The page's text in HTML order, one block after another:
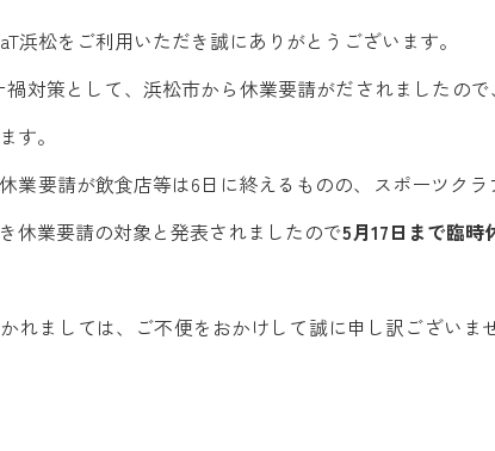
浜松をご利用いただき誠にありがとうございます。
禍対策として、浜松市から休業要請がだされましたの
す。
業要請が飲食店等は6日に終えるものの、スポーツク
休業要請の対象と発表されましたので5月17日まで臨時
れましては、ご不便をおかけして誠に申し訳ござい